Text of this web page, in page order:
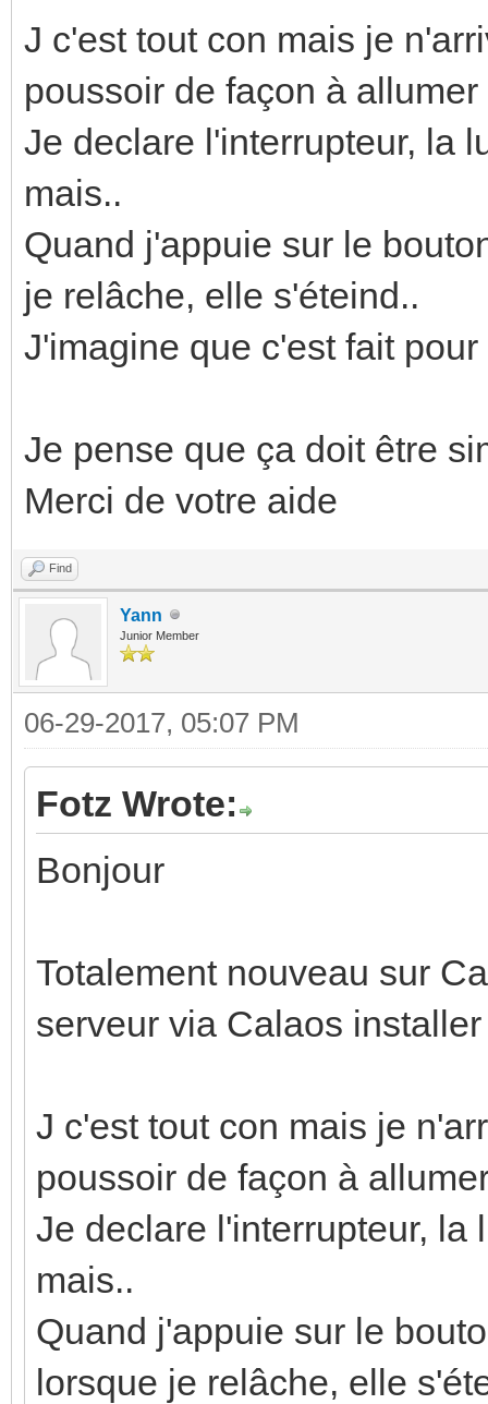
J c'est tout con mais je
poussoir de façon à
Je declare l'interrupteur, la
mais..
Quand j'appuie sur le
je relâche, elle s'éteind..
J'imagine que c'est fait
Je pense que ça doit être
Merci de votre aide
Find
Yann
Junior Member
06-29-2017, 05:07 PM
Fotz Wrote:
Bonjour
Totalement nouveau sur
serveur via Calaos
J c'est tout con mais je
poussoir de façon à
Je declare l'interrupteur, la
mais..
Quand j'appuie sur le
lorsque je relâche, elle